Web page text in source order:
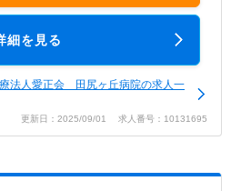
細を見る
法人愛正会 田尻ヶ丘病院の求人一
更新日：2025/09/01 求人番号：10131695